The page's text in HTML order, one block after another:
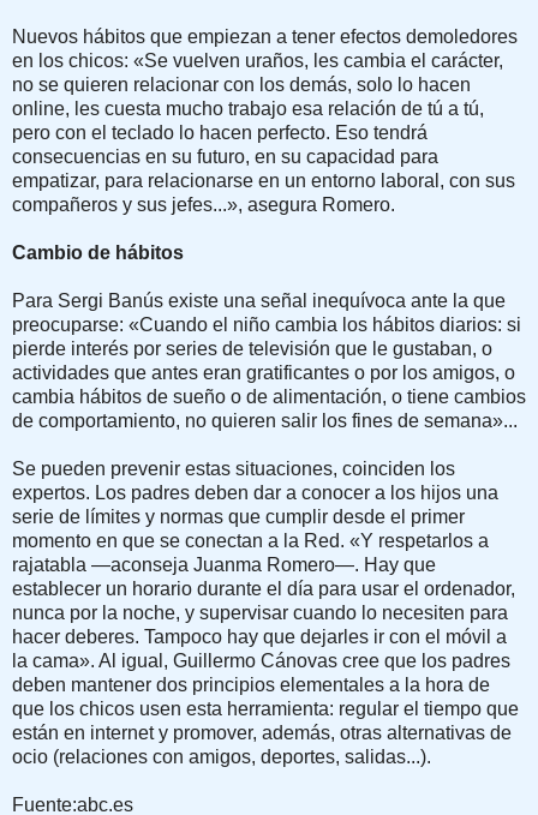
Nuevos hábitos que empiezan a tener efectos demoledores
en los chicos: «Se vuelven uraños, les cambia el carácter,
no se quieren relacionar con los demás, solo lo hacen
online, les cuesta mucho trabajo esa relación de tú a tú,
pero con el teclado lo hacen perfecto. Eso tendrá
consecuencias en su futuro, en su capacidad para
empatizar, para relacionarse en un entorno laboral, con sus
compañeros y sus jefes...», asegura Romero.
Cambio de hábitos
Para Sergi Banús existe una señal inequívoca ante la que
preocuparse: «Cuando el niño cambia los hábitos diarios: si
pierde interés por series de televisión que le gustaban, o
actividades que antes eran gratificantes o por los amigos, o
cambia hábitos de sueño o de alimentación, o tiene cambios
de comportamiento, no quieren salir los fines de semana»...
Se pueden prevenir estas situaciones, coinciden los
expertos. Los padres deben dar a conocer a los hijos una
serie de límites y normas que cumplir desde el primer
momento en que se conectan a la Red. «Y respetarlos a
rajatabla —aconseja Juanma Romero—. Hay que
establecer un horario durante el día para usar el ordenador,
nunca por la noche, y supervisar cuando lo necesiten para
hacer deberes. Tampoco hay que dejarles ir con el móvil a
la cama». Al igual, Guillermo Cánovas cree que los padres
deben mantener dos principios elementales a la hora de
que los chicos usen esta herramienta: regular el tiempo que
están en internet y promover, además, otras alternativas de
ocio (relaciones con amigos, deportes, salidas...).
Fuente:abc.es